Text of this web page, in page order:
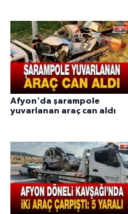
Afyon'da şarampole
yuvarlanan araç can aldı